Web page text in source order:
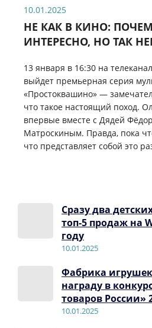
10.01.2025
НЕ КАК В КИНО:
ИНТЕРЕСНО, НО ТАК
13 января в 16:30 на
выйдет премьерная серия
«Простоквашино» —
что такое настоящий поход.
впервые вместе с Дядей
Матроскиным. Правда, пока
что представляет собой это
Сразу два
топ-5 продаж на
году
10.01.2025
Фабрика
награду в
товаров России»
10.01.2025